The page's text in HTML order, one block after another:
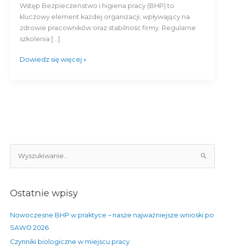
Wstęp Bezpieczeństwo i higiena pracy (BHP) to
kluczowy element każdej organizacji, wpływający na
zdrowie pracowników oraz stabilność firmy. Regularne
szkolenia […]
jest
bezpieczna?
Dowiedz się więcej »
z
k
Ostatnie wpisy
Nowoczesne BHP w praktyce – nasze najważniejsze wnioski po
SAWO 2026
Czynniki biologiczne w miejscu pracy